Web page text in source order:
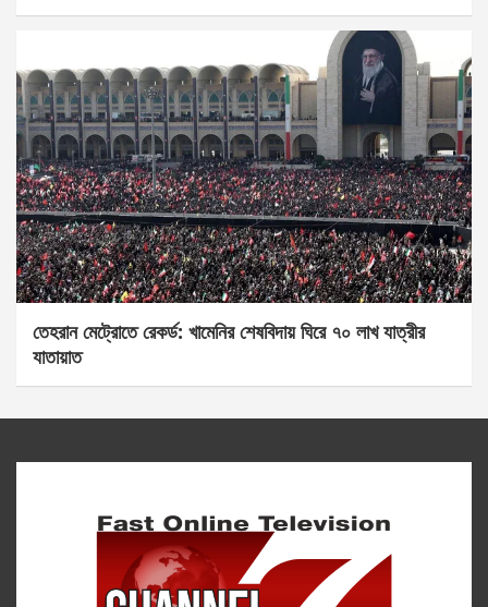
তেহরান মেট্রোতে রেকর্ড: খামেনির শেষবিদায় ঘিরে ৭০ লাখ যাত্রীর
যাতায়াত